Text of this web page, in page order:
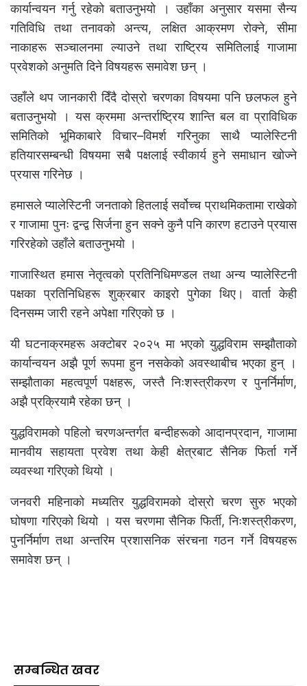
कार्यान्वयन गर्नु रहेको बताउनुभयो । उहाँका अनुसार यसमा सैन्य
गतिविधि तथा तनावको अन्त्य, लक्षित आक्रमण रोक्ने, सीमा
नाकाहरू सञ्चालनमा ल्याउने तथा राष्ट्रिय समितिलाई गाजामा
प्रवेशको अनुमति दिने विषयहरू समावेश छन् ।
उहाँले थप जानकारी दिँदै दोस्रो चरणका विषयमा पनि छलफल हुने
बताउनुभयो । यस क्रममा अन्तर्राष्ट्रिय शान्ति बल वा प्राविधिक
समितिको भूमिकाबारे विचार–विमर्श गरिनुका साथै प्यालेस्टिनी
हतियारसम्बन्धी विषयमा सबै पक्षलाई स्वीकार्य हुने समाधान खोज्ने
प्रयास गरिनेछ ।
हमासले प्यालेस्टिनी जनताको हितलाई सर्वोच्च प्राथमिकतामा राखेको
र गाजामा पुनः द्वन्द्व सिर्जना हुन सक्ने कुनै पनि कारण हटाउने प्रयास
गरिरहेको उहाँले बताउनुभयो ।
गाजास्थित हमास नेतृत्वको प्रतिनिधिमण्डल तथा अन्य प्यालेस्टिनी
पक्षका प्रतिनिधिहरू शुक्रबार काइरो पुगेका थिए। वार्ता केही
दिनसम्म जारी रहने अपेक्षा गरिएको छ ।
यी घटनाक्रमहरू अक्टोबर २०२५ मा भएको युद्धविराम सम्झौताको
कार्यान्वयन अझै पूर्ण रूपमा हुन नसकेको अवस्थाबीच भएका हुन् ।
सम्झौताका महत्वपूर्ण पक्षहरू, जस्तै निःशस्त्रीकरण र पुनर्निर्माण,
अझै प्रक्रियामै रहेका छन् ।
युद्धविरामको पहिलो चरणअन्तर्गत बन्दीहरूको आदानप्रदान, गाजामा
मानवीय सहायता प्रवेश तथा केही क्षेत्रबाट सैनिक फिर्ता गर्ने
व्यवस्था गरिएको थियो ।
जनवरी महिनाको मध्यतिर युद्धविरामको दोस्रो चरण सुरु भएको
घोषणा गरिएको थियो । यस चरणमा सैनिक फिर्ती, निःशस्त्रीकरण,
पुनर्निर्माण तथा अन्तरिम प्रशासनिक संरचना गठन गर्ने विषयहरू
समावेश छन् ।
सम्बन्धित खवर